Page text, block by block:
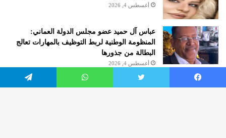
أغسطس 4, 2026
عباس آل حميد عضو مجلس الدولة العماني:
المنظومة الوطنية لربط التوظيف بالمهارات تعالج
البطالة من جذورها
أغسطس 4, 2026
الروائية مريم هرموش.. كاتبة شهر أغسطس 2026
فيسبوك تويتر واتساب تيلقرام